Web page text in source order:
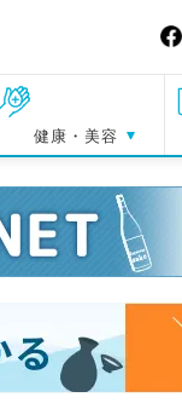
健康・美容